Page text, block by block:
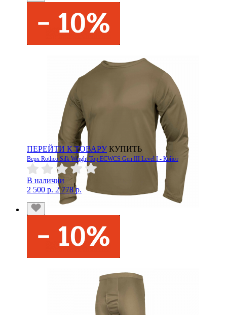
ПЕРЕЙТИ К ТОВАРУ КУПИТЬ
Верх Rothco Silk Weight Top ECWCS Gen III Level I - Койот
В наличии
2 500 р. 2 778 р.